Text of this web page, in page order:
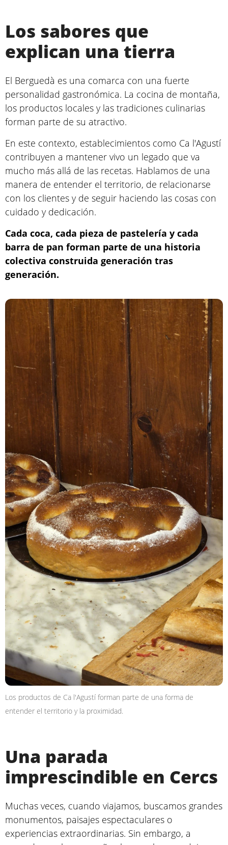
Los sabores que
explican una tierra
El Berguedà es una comarca con una fuerte
personalidad gastronómica. La cocina de montaña,
los productos locales y las tradiciones culinarias
forman parte de su atractivo.
En este contexto, establecimientos como Ca l'Agustí
contribuyen a mantener vivo un legado que va
mucho más allá de las recetas. Hablamos de una
manera de entender el territorio, de relacionarse
con los clientes y de seguir haciendo las cosas con
cuidado y dedicación.
Cada coca, cada pieza de pastelería y cada
barra de pan forman parte de una historia
colectiva construida generación tras
generación.
Los productos de Ca l'Agustí forman parte de una forma de
entender el territorio y la proximidad.
Una parada
imprescindible en Cercs
Muchas veces, cuando viajamos, buscamos grandes
monumentos, paisajes espectaculares o
experiencias extraordinarias. Sin embargo, a